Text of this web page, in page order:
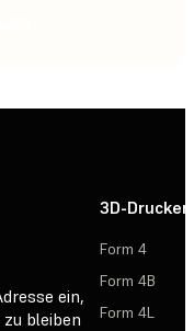
ein,
bleiben
3D-Drucker
Form 4
Form 4B
Form 4L